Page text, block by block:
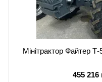
Мінітрактор Файтер
455 216